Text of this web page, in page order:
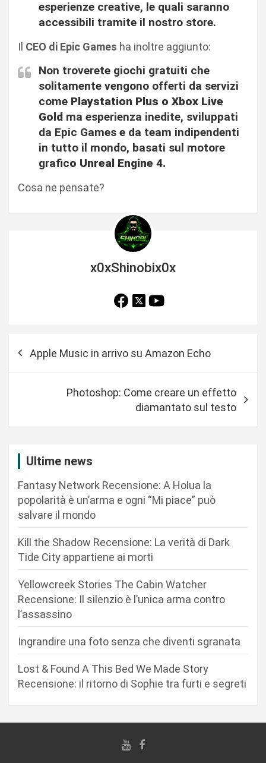
esperienze creative, le quali saranno
accessibili tramite il nostro store.
Il CEO di Epic Games ha inoltre aggiunto:
Non troverete giochi gratuiti che
solitamente vengono offerti da servizi
come Playstation Plus o Xbox Live
Gold ma esperienza inedite, sviluppati
da Epic Games e da team indipendenti
in tutto il mondo, basati sul motore
grafico Unreal Engine 4.
Cosa ne pensate?
x0xShinobix0x
Apple Music in arrivo su Amazon Echo
Photoshop: Come creare un effetto
diamantato sul testo
Ultime news
Fantasy Network Recensione: A Holua la
popolarità è un’arma e ogni “Mi piace” può
salvare il mondo
Kill the Shadow Recensione: La verità di Dark
Tide City appartiene ai morti
Yellowcreek Stories The Cabin Watcher
Recensione: Il silenzio è l’unica arma contro
l’assassino
Ingrandire una foto senza che diventi sgranata
Lost & Found A This Bed We Made Story
Recensione: il ritorno di Sophie tra furti e segreti